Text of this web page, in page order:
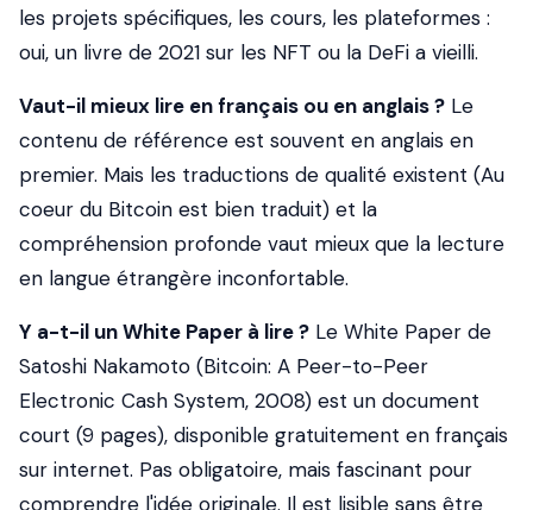
les projets spécifiques, les cours, les plateformes :
oui, un livre de 2021 sur les NFT ou la DeFi a vieilli.
Vaut-il mieux lire en français ou en anglais ? Le
contenu de référence est souvent en anglais en
premier. Mais les traductions de qualité existent (Au
coeur du Bitcoin est bien traduit) et la
compréhension profonde vaut mieux que la lecture
en langue étrangère inconfortable.
Y a-t-il un White Paper à lire ? Le White Paper de
Satoshi Nakamoto (Bitcoin: A Peer-to-Peer
Electronic Cash System, 2008) est un document
court (9 pages), disponible gratuitement en français
sur internet. Pas obligatoire, mais fascinant pour
comprendre l'idée originale. Il est lisible sans être